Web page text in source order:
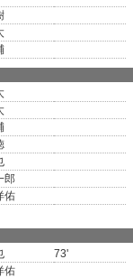
郎
佑
73'
佑